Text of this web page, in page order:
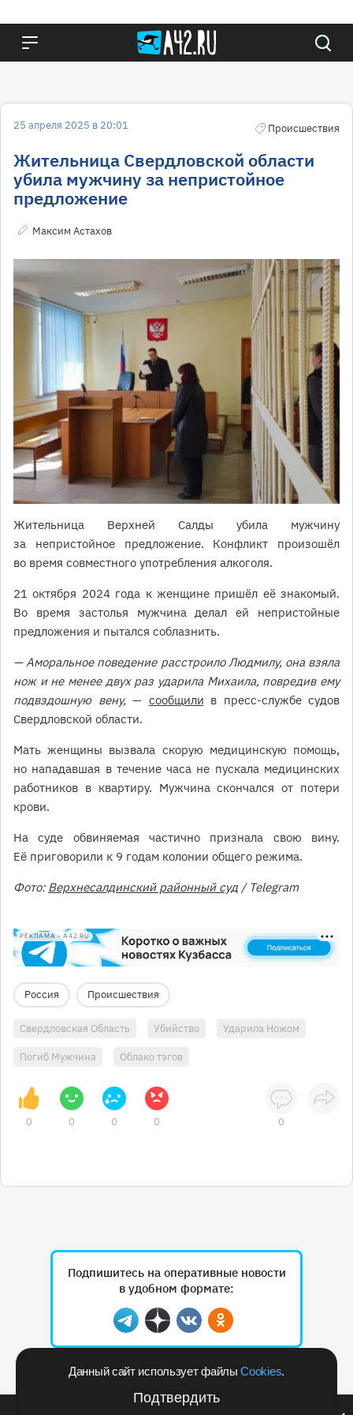
Данный сайт использует файлыCookies.
Подтвердить
25 апреля 2025 в 20:01 Происшествия
Жительница Свердловской области
убила мужчину за непристойное
предложение
Максим Астахов
Жительница Верхней Салды убила мужчину
за непристойное предложение. Конфликт произошёл
во время совместного употребления алкоголя.
21 октября 2024 года к женщине пришёл её знакомый.
Во время застолья мужчина делал ей непристойные
предложения и пытался соблазнить.
— Аморальное поведение расстроило Людмилу, она взяла
нож и не менее двух раз ударила Михаила, повредив ему
подвздошную вену, — сообщили в пресс-службе судов
Свердловской области.
Мать женщины вызвала скорую медицинскую помощь,
но нападавшая в течение часа не пускала медицинских
работников в квартиру. Мужчина скончался от потери
крови.
На суде обвиняемая частично признала свою вину.
Её приговорили к 9 годам колонии общего режима.
Фото: Верхнесалдинский районный суд / Telegram
РЕКЛАМА • A42.RU
Россия Происшествия
Свердловская Область Убийство Ударила Ножом
Погиб Мужчина Облако тэгов
0 0 0 0 0
Подпишитесь на оперативные новости
в удобном формате:
Telegram
ДзенВконтактеОдноклассники
Рекламодателям
Билайн запустил в Кемеровской области акцию с